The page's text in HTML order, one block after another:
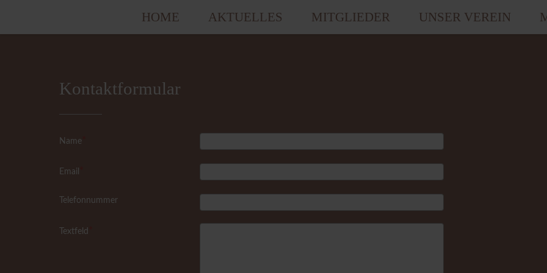
HOME AKTUELLES MITGLIEDER UNSER VEREIN
Kontaktformular
Name
Email
Telefonnummer
Textfeld